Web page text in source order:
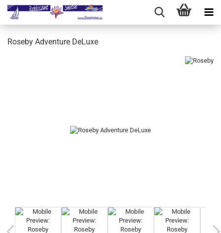
Roseby Adventure DeLuxe